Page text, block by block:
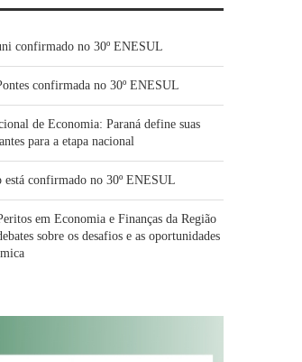
confirmado no 30º ENESUL
confirmada no 30º ENESUL
de Economia: Paraná define suas
para a etapa nacional
está confirmado no 30º ENESUL
em Economia e Finanças da Região
sobre os desafios e as oportunidades